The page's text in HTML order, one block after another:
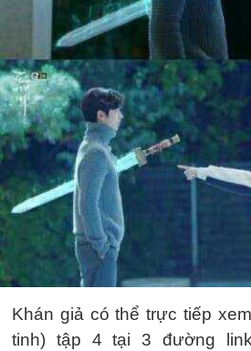
Khán giả có thể trực tiếp
tinh) tập 4 tại 3 đường